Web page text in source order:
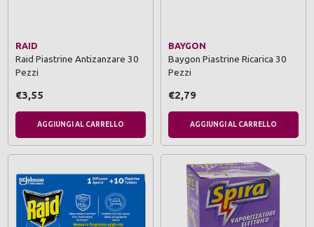
RAID
Raid Piastrine Antizanzare 30
Pezzi
€3,55
AGGIUNGI AL CARRELLO
BAYGON
Baygon Piastrine Ricarica 30
Pezzi
€2,79
AGGIUNGI AL CARRELLO